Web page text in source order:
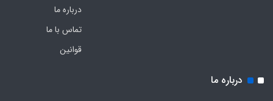
درباره ما
تماس با ما
قوانین
درباره ما